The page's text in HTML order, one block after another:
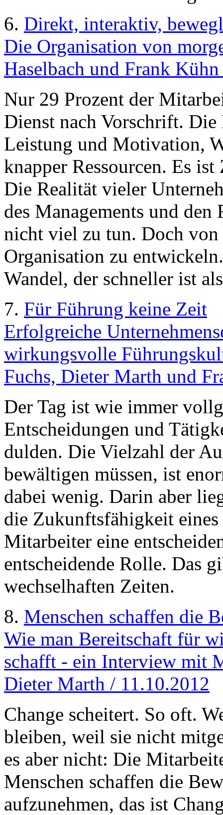
6. Direkt, interaktiv,
Die Organisation von
Haselbach und Frank
Nur 29 Prozent der
Dienst nach Vorschrift.
Leistung und Motivation,
knapper Ressourcen. Es
Die Realität vieler
des Managements und den
nicht viel zu tun. Doch von
Organisation zu
Wandel, der schneller ist
7. Für Führung keine Zeit
Erfolgreiche
wirkungsvolle
Fuchs, Dieter Marth und
Der Tag ist wie immer
Entscheidungen und
dulden. Die Vielzahl der
bewältigen müssen, ist
dabei wenig. Darin aber
die Zukunftsfähigkeit
Mitarbeiter eine
entscheidende Rolle. Das
wechselhaften Zeiten.
8. Menschen schaffen die
Wie man Bereitschaft für
schafft - ein Interview mit
Dieter Marth / 11.10.2012
Change scheitert. So oft.
bleiben, weil sie nicht
es aber nicht: Die
Menschen schaffen die
aufzunehmen, das ist